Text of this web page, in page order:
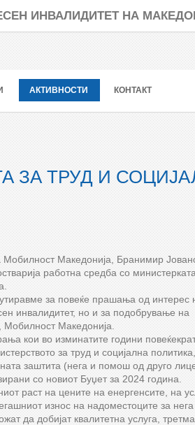
ИНВАЛИДИТЕТ НА
АКТИВНОСТИ КОНТАКТ
ЗА ТРУД И
Македонија, Бранимир
работна средба со
за повеќе прашања од интерес
инвалидитет, но и за подобрување на
Македонија.
кои во изминатите години
за труд и социјална
заштита (нега и помош од друго
со новиот Буџет за 2024 година.
раст на цените на енергенсите, на
износ на надоместоците за
да добијат квалитетна услуга,